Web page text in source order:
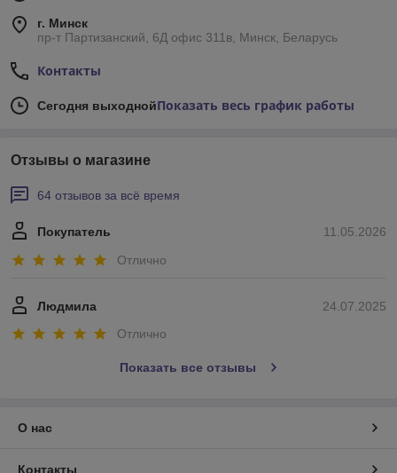
г. Минск
пр-т Партизанский, 6Д офис 311в, Минск, Беларусь
Контакты
Сегодня выходнойПоказать весь график работы
Отзывы о магазине
64 отзывов за всё время
11.05.2026
Покупатель
Отлично
24.07.2025
Людмила
Отлично
Показать все отзывы
О нас
Контакты